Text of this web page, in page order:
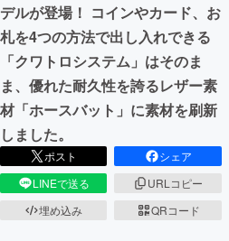
CAMPFIREふるさと納税
デルが登場！ コインやカード、お
札を4つの方法で出し入れできる
「クワトロシステム」はそのま
ま、優れた耐久性を誇るレザー素
材「ホースバット」に素材を刷新
しました。
ポスト
シェア
LINEで送る
URLコピー
埋め込み
QRコード